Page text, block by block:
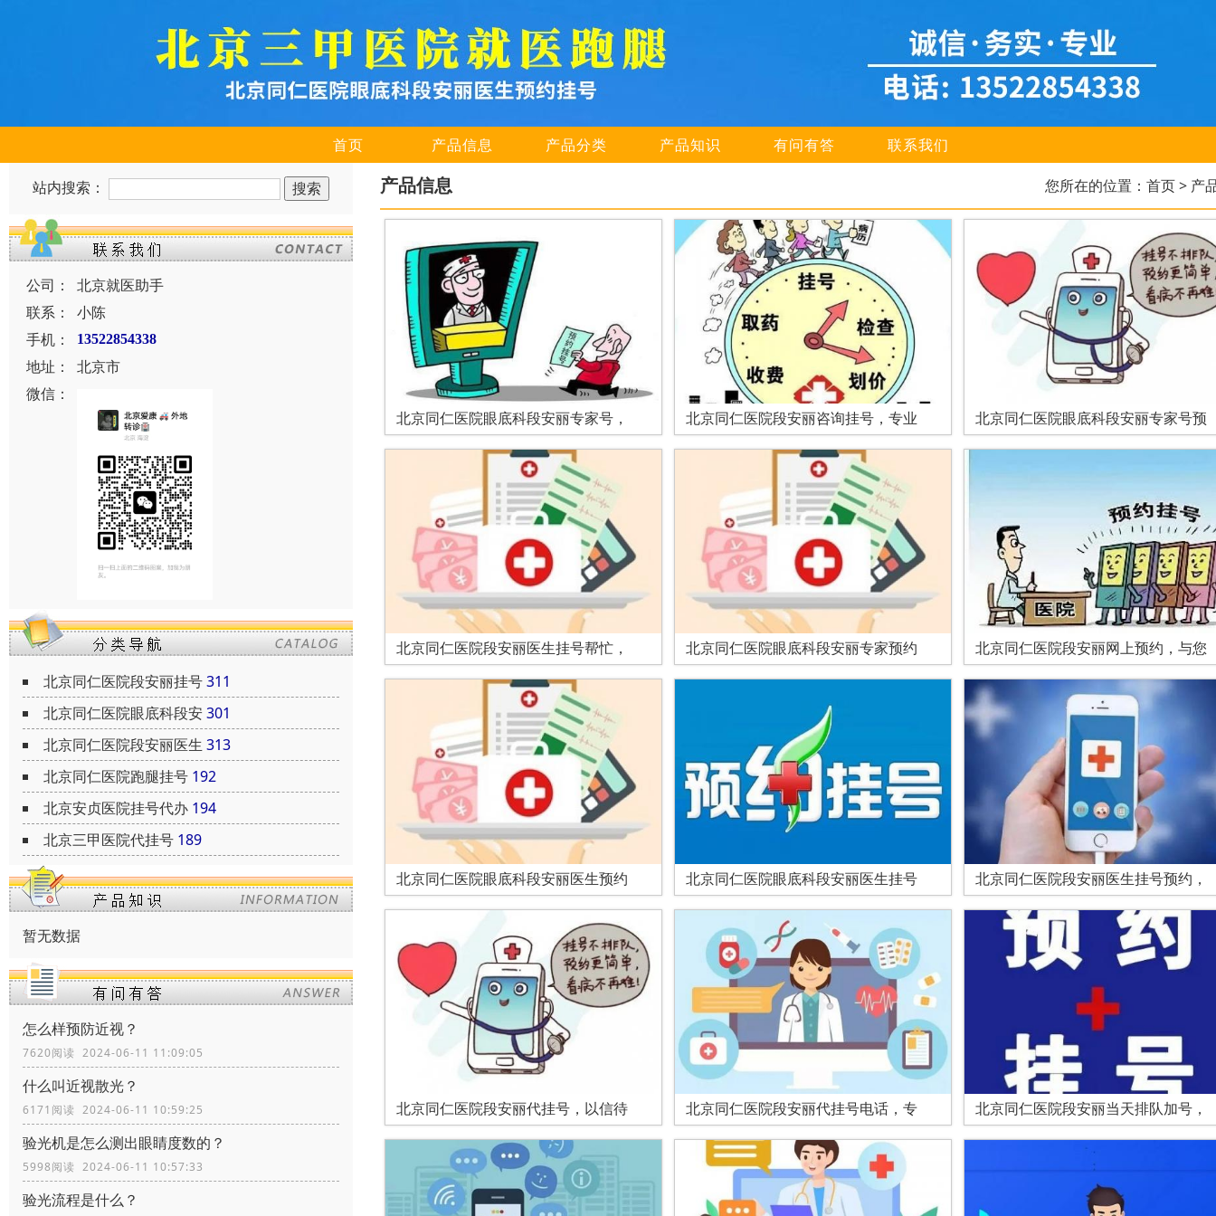
首页 产品信息 产品分类 产品知识 有问有答 联系我们
站内搜索：
公司：
北京就医助手
联系：
小陈
手机：
13522854338
地址：
北京市
微信：
北京同仁医院段安丽挂号311
北京同仁医院眼底科段安301
北京同仁医院段安丽医生 313
北京同仁医院跑腿挂号 192
北京安贞医院挂号代办 194
北京三甲医院代挂号 189
暂无数据
怎么样预防近视？
7620阅读 2024-06-11 11:09:05
什么叫近视散光？
6171阅读 2024-06-11 10:59:25
验光机是怎么测出眼睛度数的？
5998阅读 2024-06-11 10:57:33
验光流程是什么？
产品信息 您所在的位置： 首页> 产
北京同仁医院眼底科段安丽专家号， 北京同仁医院段安丽咨询挂号，专业 北京同仁医院眼底科段安丽专家号预
北京同仁医院段安丽医生挂号帮忙， 北京同仁医院眼底科段安丽专家预约 北京同仁医院段安丽网上预约，与您
北京同仁医院眼底科段安丽医生预约 北京同仁医院眼底科段安丽医生挂号 北京同仁医院段安丽医生挂号预约，
北京同仁医院段安丽代挂号，以信待 北京同仁医院段安丽代挂号电话，专 北京同仁医院段安丽当天排队加号，